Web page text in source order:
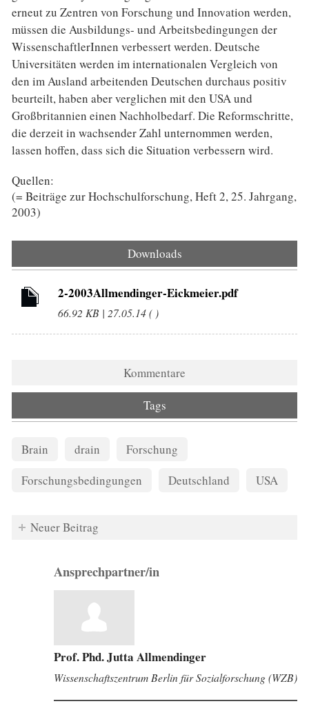
erneut zu Zentren von Forschung und Innovation werden,
müssen die Ausbildungs- und Arbeitsbedingungen der
WissenschaftlerInnen verbessert werden. Deutsche
Universitäten werden im internationalen Vergleich von
den im Ausland arbeitenden Deutschen durchaus positiv
beurteilt, haben aber verglichen mit den USA und
Großbritannien einen Nachholbedarf. Die Reformschritte,
die derzeit in wachsender Zahl unternommen werden,
lassen hoffen, dass sich die Situation verbessern wird.
Quellen:
(= Beiträge zur Hochschulforschung, Heft 2, 25. Jahrgang,
2003)
Downloads
2-2003Allmendinger-Eickmeier.pdf
66.92 KB | 27.05.14 ( )
Kommentare
Tags
Brain drain
Forschung
Forschungsbedingungen
Deutschland USA
Neuer Beitrag
Ansprechpartner/in
Prof. Phd. Jutta Allmendinger
Wissenschaftszentrum Berlin für Sozialforschung (WZB)